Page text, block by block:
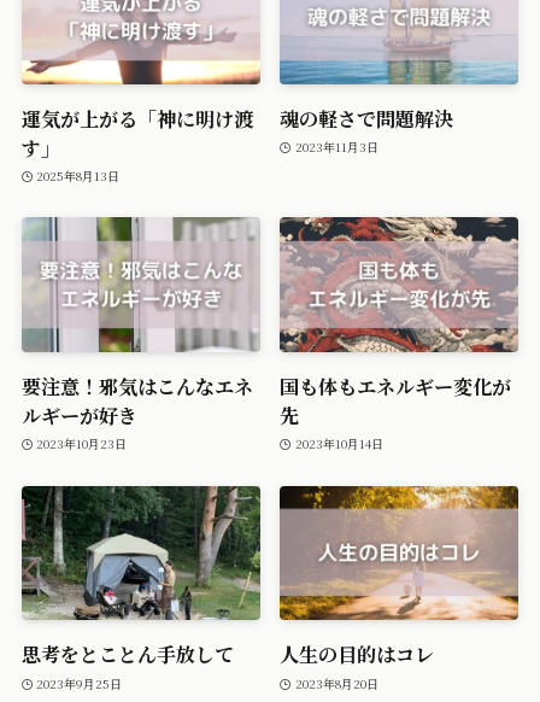
運気が上がる「神に明け渡
す」
2025年8月13日
魂の軽さで問題解決
2023年11月3日
要注意！邪気はこんなエネ
ルギーが好き
2023年10月23日
国も体もエネルギー変化が
先
2023年10月14日
思考をとことん手放して
2023年9月25日
人生の目的はコレ
2023年8月20日